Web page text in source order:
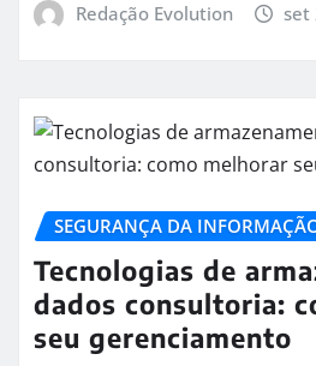
Redação Evolution set
SEGURANÇA DA
Tecnologias de
dados consultoria:
seu gerenciamento